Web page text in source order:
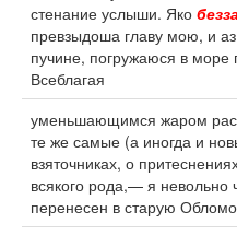
стенание услыши. Яко
превзыдоша главу мою, и
пучине, погружаюся в
Всеблагая
уменьшающимся жаром
те же самые (а иногда и
взяточниках, о
всякого рода,— я невольно
перенесен в старую